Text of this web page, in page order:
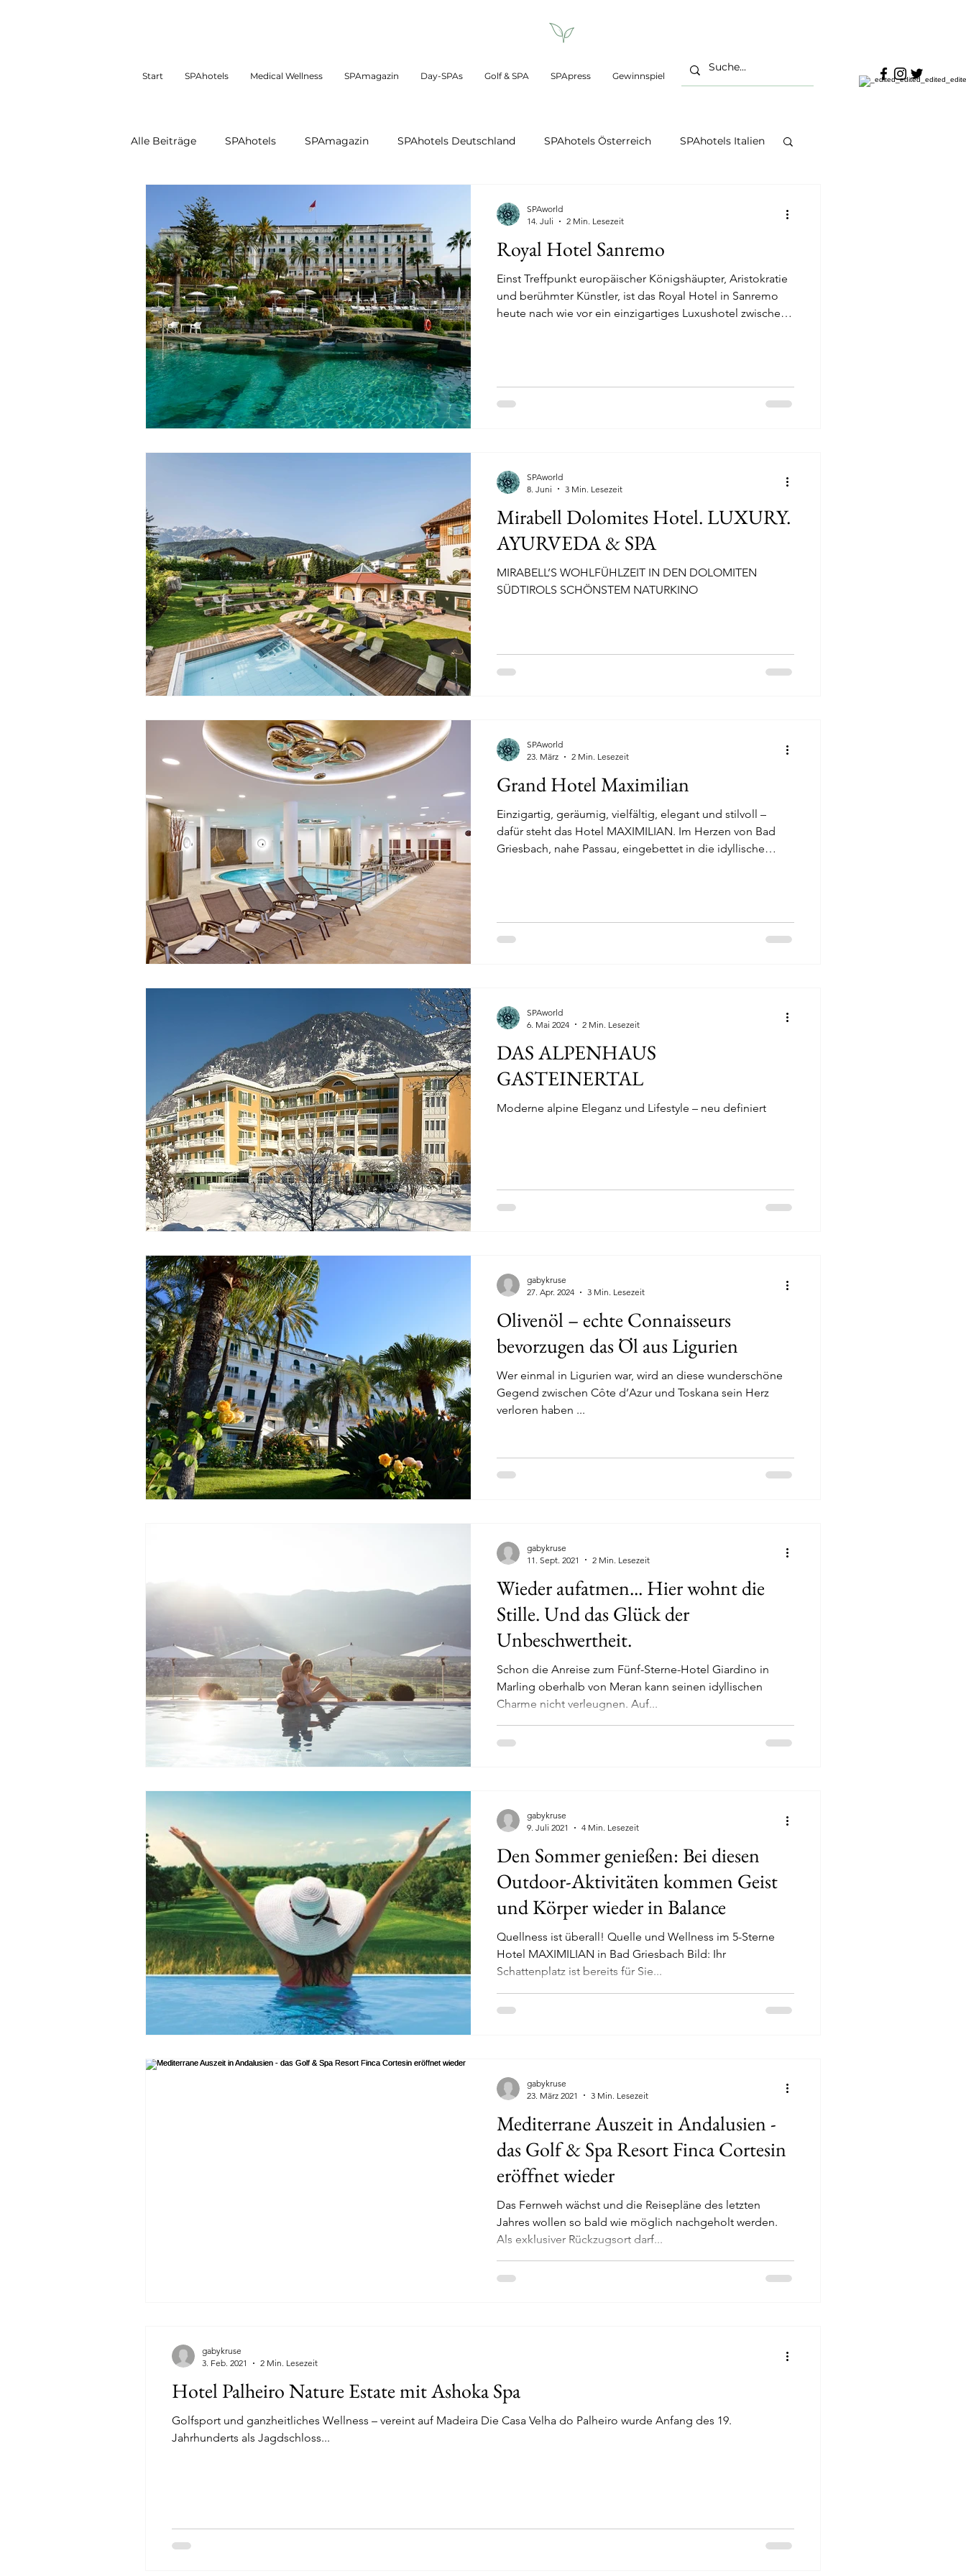
Start SPAhotels Medical Wellness SPAmagazin Day-SPAs Golf & SPA SPApress Gewinnspiel
Alle Beiträge SPAhotels SPAmagazin SPAhotels Deutschland SPAhotels Österreich SPAhotels Italien
SPAhotels restliches Europa
SPAtravel SPApersonality SPAluxus DaySPAs DaySPAs Deutschland DaySPAs Europa
DaySPAs weltweit Medical Wellness Medical Wellness Deutschland Medical Wellness Österreich
Medical Wellness Europa Medical Wellness weltweit
Golf und SPA Österreich Golf und SPA Europa Golf und SPA weltweit
Royal Hotel Sanremo
Einst Treffpunkt europäischer Königshäupter, Aristokratie
und berühmter Künstler, ist das Royal Hotel in Sanremo
heute nach wie vor ein einzigartiges Luxushotel zwischen
SPAworld
14. Juli
2 Min. Lesezeit
Mirabell Dolomites Hotel. LUXURY.
AYURVEDA & SPA
MIRABELL’S WOHLFÜHLZEIT IN DEN DOLOMITEN
SÜDTIROLS SCHÖNSTEM NATURKINO
SPAworld
8. Juni
3 Min. Lesezeit
Grand Hotel Maximilian
Einzigartig, geräumig, vielfältig, elegant und stilvoll –
dafür steht das Hotel MAXIMILIAN. Im Herzen von Bad
Griesbach, nahe Passau, eingebettet in die idyllische
wetterunabhängiges Golfvergnügen auf höchstem
SPAworld
23. März
2 Min. Lesezeit
DAS ALPENHAUS
GASTEINERTAL
Moderne alpine Eleganz und Lifestyle – neu definiert
SPAworld
6. Mai 2024
2 Min. Lesezeit
Olivenöl – echte Connaisseurs
bevorzugen das Öl aus Ligurien
Wer einmal in Ligurien war, wird an diese wunderschöne
Gegend zwischen Côte d’Azur und Toskana sein Herz
verloren haben ...
gabykruse
27. Apr. 2024
3 Min. Lesezeit
Wieder aufatmen... Hier wohnt die
Stille. Und das Glück der
Unbeschwertheit.
Schon die Anreise zum Fünf-Sterne-Hotel Giardino in
Marling oberhalb von Meran kann seinen idyllischen
Charme nicht verleugnen. Auf...
gabykruse
11. Sept. 2021
2 Min. Lesezeit
Den Sommer genießen: Bei diesen
Outdoor-Aktivitäten kommen Geist
und Körper wieder in Balance
Quellness ist überall! Quelle und Wellness im 5-Sterne
Hotel MAXIMILIAN in Bad Griesbach Bild: Ihr
Schattenplatz ist bereits für Sie...
gabykruse
9. Juli 2021
4 Min. Lesezeit
Mediterrane Auszeit in Andalusien -
das Golf & Spa Resort Finca Cortesin
eröffnet wieder
Das Fernweh wächst und die Reisepläne des letzten
Jahres wollen so bald wie möglich nachgeholt werden.
Als exklusiver Rückzugsort darf...
gabykruse
23. März 2021
3 Min. Lesezeit
Hotel Palheiro Nature Estate mit Ashoka Spa
Golfsport und ganzheitliches Wellness – vereint auf Madeira Die Casa Velha do Palheiro wurde Anfang des 19.
Jahrhunderts als Jagdschloss...
gabykruse
3. Feb. 2021
2 Min. Lesezeit